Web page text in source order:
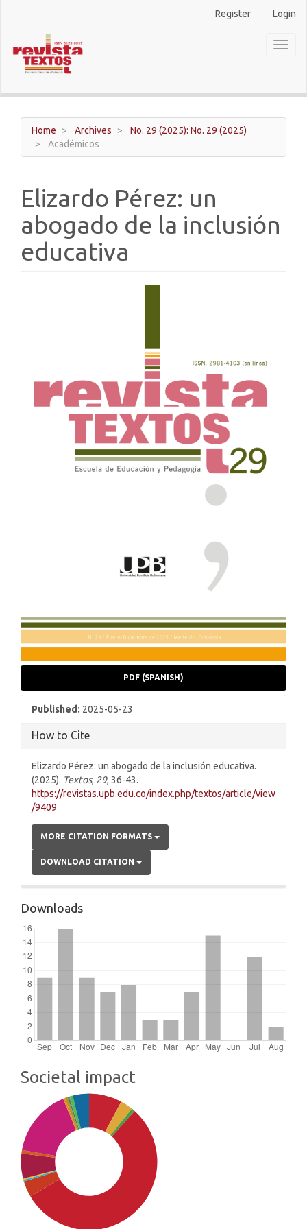
Main
Content
Sidebar
Register Login
Home Archives
No. 29 (2025): No. 29 (2025)
Académicos
Elizardo Pérez: un
abogado de la inclusión
educativa
PDF (SPANISH)
Published: 2025-05-23
How to Cite
Elizardo Pérez: un abogado de la inclusión educativa.
(2025). Textos, 29, 36-43.
https://revistas.upb.edu.co/index.php/textos/article/view
/9409
MORE CITATION FORMATS
DOWNLOAD CITATION
Downloads
Societal impact